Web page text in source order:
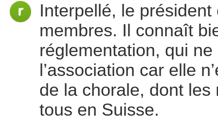
Interpellé, le président
membres. Il connaît
réglementation, qui
l’association car elle
de la chorale, dont
tous en Suisse.